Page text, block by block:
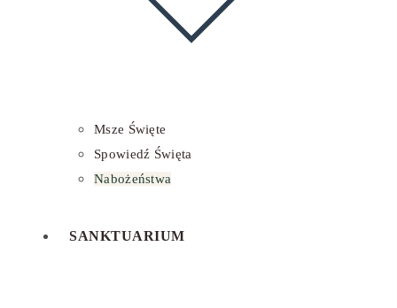
Msze Święte
Spowiedź Święta
Nabożeństwa
SANKTUARIUM